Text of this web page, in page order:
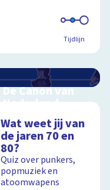
Tijdlijn
De Canon van
Nederland
schoolplaat over de
Canon
Schoolplaat
Wat weet jij van
de jaren 70 en
80?
Quiz over punkers,
popmuziek en
atoomwapens